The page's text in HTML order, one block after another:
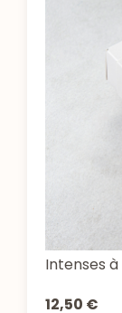
Intenses
12,50 €